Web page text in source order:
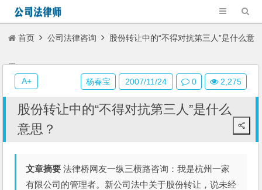
首页 公司法律咨询 股份转让中的“不得对抗第三人”是什么意
思？
股份转让中的“不得对抗第三人”是什么
意思？
文章摘要 法律桥网友一纵三横路咨询：我是杭州一家
有限公司的管理者。新公司法中关于股份转让，说未经
杨春宝 2007/11/24 0 2,275
A+